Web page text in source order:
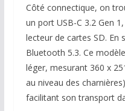
Côté connectique, on
un port USB-C 3.2 Gen
lecteur de cartes SD. En
Bluetooth 5.3. Ce
léger, mesurant 360 x
au niveau des
facilitant son transport